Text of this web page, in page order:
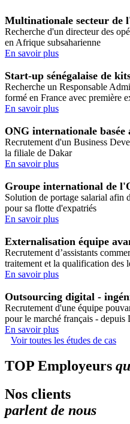
Multinationale secteur de
Recherche d'un directeur des
en Afrique subsaharienne
En savoir plus
Start-up sénégalaise de
Recherche un Responsable
formé en France avec première
En savoir plus
ONG internationale basée
Recrutement d'un Business
la filiale de Dakar
En savoir plus
Groupe international de
Solution de portage salarial afin
pour sa flotte d'expatriés
En savoir plus
Externalisation équipe
Recrutement d’assistants
traitement et la qualification des
En savoir plus
Outsourcing digital -
Recrutement d'une équipe
pour le marché français - depuis
En savoir plus
Voir toutes les études de cas
TOP Employeurs
Nos clients
parlent de nous